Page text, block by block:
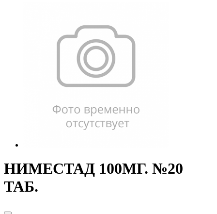
НИМЕСТАД 100МГ. №20
ТАБ.